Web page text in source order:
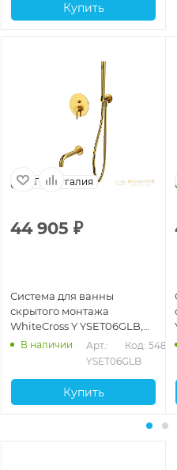
Купить
Португалия
44 905 ₽
Система для ванны
скрытого монтажа
WhiteCross Y YSET06GLB,
брашированное золото
В наличии
Арт.:
YSET06GLB
Код: 54816
Купить